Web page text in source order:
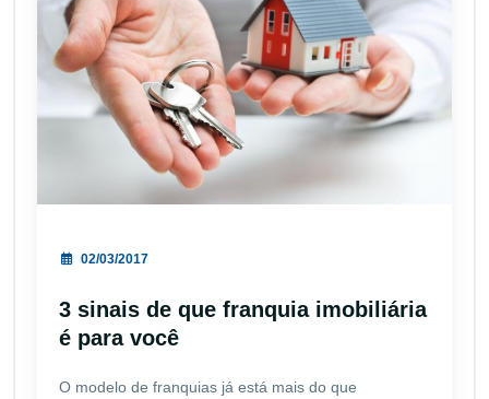
02/03/2017
3 sinais de que franquia imobiliária
é para você
O modelo de franquias já está mais do que